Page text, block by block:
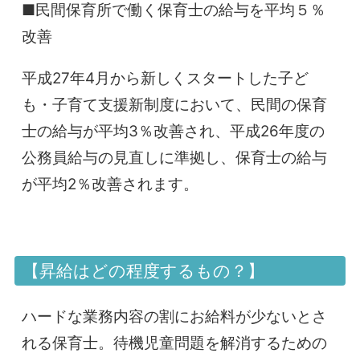
■民間保育所で働く保育士の給与を平均５％
改善
平成27年4月から新しくスタートした子ど
も・子育て支援新制度において、民間の保育
士の給与が平均3％改善され、平成26年度の
公務員給与の見直しに準拠し、保育士の給与
が平均2％改善されます。
【昇給はどの程度するもの？】
ハードな業務内容の割にお給料が少ないとさ
れる保育士。待機児童問題を解消するための